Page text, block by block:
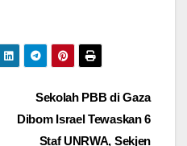
Sekolah PBB di Gaza
Dibom Israel Tewaskan 6
Staf UNRWA, Sekjen